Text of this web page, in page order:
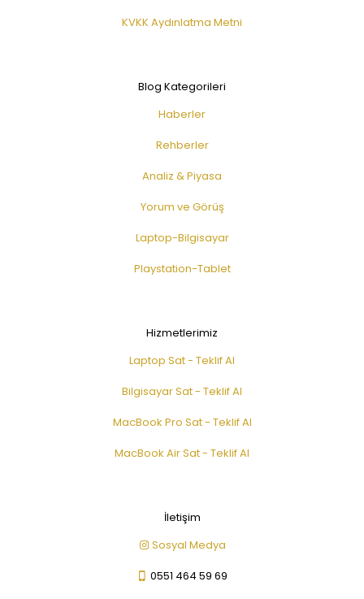
KVKK Aydınlatma Metni
Blog Kategorileri
Haberler
Rehberler
Analiz & Piyasa
Yorum ve Görüş
Laptop-Bilgisayar
Playstation-Tablet
Hizmetlerimiz
Laptop Sat - Teklif Al
Bilgisayar Sat - Teklif Al
MacBook Pro Sat - Teklif Al
MacBook Air Sat - Teklif Al
İletişim
Sosyal Medya
0551 464 59 69